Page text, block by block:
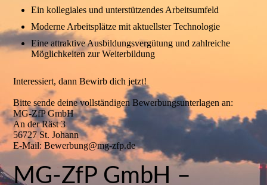
Ein kollegiales und unterstützendes Arbeitsumfeld
Moderne Arbeitsplätze mit aktuellster Technologie
Eine attraktive Ausbildungsvergütung und zahlreiche
Möglichkeiten zur Weiterbildung
Interessiert, dann Bewirb dich jetzt!
Bitte sende deine vollständigen Bewerbungsunterlagen an:
MG-ZfP GmbH
An der Räst 3
56727 St. Johann
E-Mail: Bewerbung@mg-zfp.de
MG-ZfP GmbH –